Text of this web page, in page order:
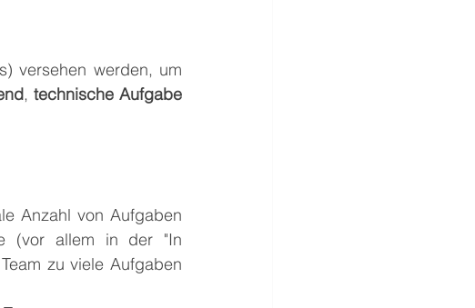
versehen werden, um
, technische Aufgabe
Anzahl von Aufgaben
(vor allem in der "In
zu viele Aufgaben